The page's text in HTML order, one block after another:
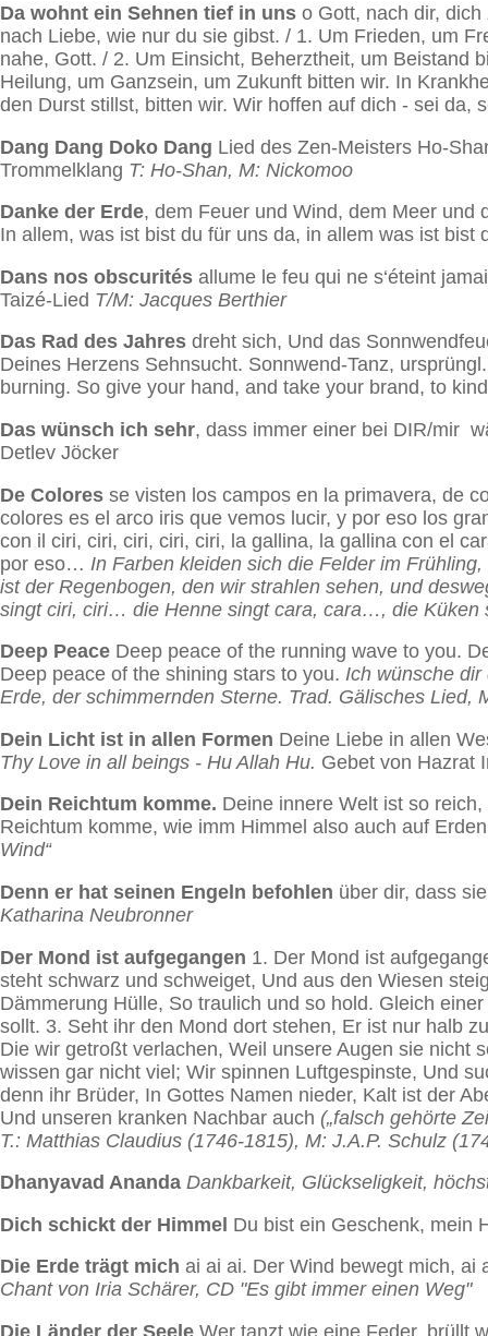
Da wohnt ein Sehnen tief in uns o Gott, nach dir,
nach Liebe, wie nur du sie gibst. / 1. Um Frieden, um
nahe, Gott. / 2. Um Einsicht, Beherztheit, um Beistand
Heilung, um Ganzsein, um Zukunft bitten wir. In
den Durst stillst, bitten wir. Wir hoffen auf dich - sei da,
Dang Dang Doko Dang Lied des Zen-Meisters Ho-
Trommelklang T: Ho-Shan, M: Nickomoo
Danke der Erde, dem Feuer und Wind, dem Meer und
In allem, was ist bist du für uns da, in allem was ist
Dans nos obscurités allume le feu qui ne s‘éteint
Taizé-Lied T/M: Jacques Berthier
Das Rad des Jahres dreht sich, Und das
Deines Herzens Sehnsucht. Sonnwend-Tanz,
burning. So give your hand, and take your brand, to
Das wünsch ich sehr, dass immer einer bei DIR/mir
Detlev Jöcker
De Colores se visten los campos en la primavera, de
colores es el arco iris que vemos lucir, y por eso los
con il ciri, ciri, ciri, ciri, ciri, la gallina, la gallina con el
por eso… In Farben kleiden sich die Felder im
ist der Regenbogen, den wir strahlen sehen, und
singt ciri, ciri… die Henne singt cara, cara…, die
Deep Peace Deep peace of the running wave to you.
Deep peace of the shining stars to you. Ich wünsche
Erde, der schimmernden Sterne. Trad. Gälisches Lied,
Dein Licht ist in allen Formen Deine Liebe in allen
Thy Love in all beings - Hu Allah Hu. Gebet von Hazrat
Dein Reichtum komme. Deine innere Welt ist so
Reichtum komme, wie imm Himmel also auch auf
Wind“
Denn er hat seinen Engeln befohlen über dir, dass
Katharina Neubronner
Der Mond ist aufgegangen 1. Der Mond ist
steht schwarz und schweiget, Und aus den Wiesen
Dämmerung Hülle, So traulich und so hold. Gleich
sollt. 3. Seht ihr den Mond dort stehen, Er ist nur halb
Die wir getroßt verlachen, Weil unsere Augen sie nicht
wissen gar nicht viel; Wir spinnen Luftgespinste, Und
denn ihr Brüder, In Gottes Namen nieder, Kalt ist der
Und unseren kranken Nachbar auch („falsch gehörte
T.: Matthias Claudius (1746-1815), M: J.A.P. Schulz
Dhanyavad Ananda Dankbarkeit, Glückseligkeit,
Dich schickt der Himmel Du bist ein Geschenk, mein
Die Erde trägt mich ai ai ai. Der Wind bewegt mich, ai
Chant von Iria Schärer, CD "Es gibt immer einen Weg"
Die Länder der Seele Wer tanzt wie eine Feder, brüllt